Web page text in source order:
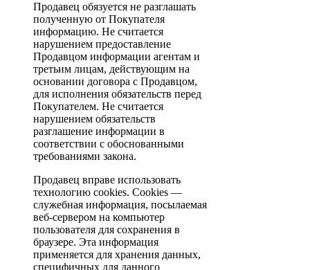
Продавец обязуется не разглашать
полученную от Покупателя
информацию. Не считается
нарушением предоставление
Продавцом информации агентам и
третьим лицам, действующим на
основании договора с Продавцом,
для исполнения обязательств перед
Покупателем. Не считается
нарушением обязательств
разглашение информации в
соответствии с обоснованными
требованиями закона.
Продавец вправе использовать
технологию cookies. Cookies —
служебная информация, посылаемая
веб-сервером на компьютер
пользователя для сохранения в
браузере. Эта информация
применяется для хранения данных,
специфичных для данного